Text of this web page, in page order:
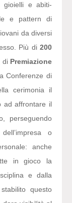
gioielli e abiti-
e pattern di
da diversi
Più di 200
di Premiazione
Conferenze di
cerimonia il
ad affrontare il
perseguendo
o
anche
in gioco la
e dalla
questo